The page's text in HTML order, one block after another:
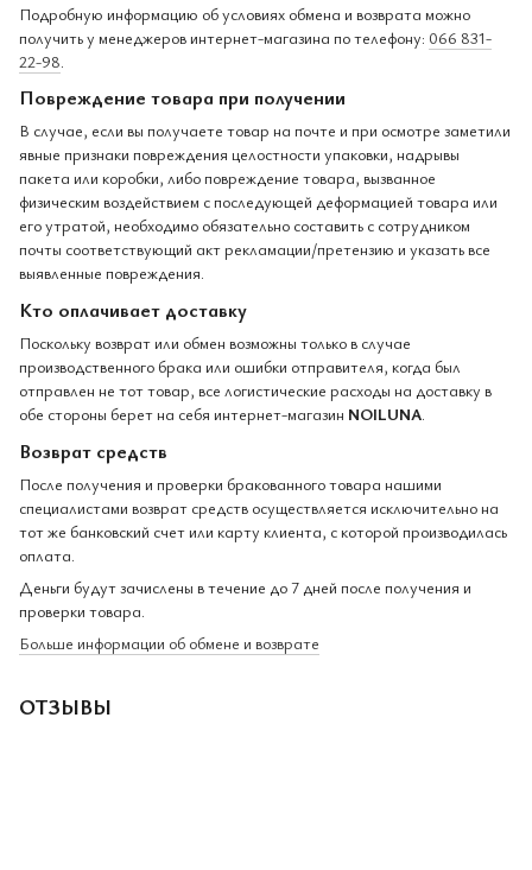
Подробную информацию об условиях обмена и возврата можно
получить у менеджеров интернет-магазина по телефону: 066 831-
22-98
Повреждение товара при получении
В случае, если вы получаете товар на почте и при осмотре заметили
явные признаки повреждения целостности упаковки, надрывы
пакета или коробки, либо повреждение товара, вызванное
физическим воздействием с последующей деформацией товара или
его утратой, необходимо обязательно составить с сотрудником
почты соответствующий акт рекламации/претензию и указать все
выявленные повреждения.
Кто оплачивает доставку
Поскольку возврат или обмен возможны только в случае
производственного брака или ошибки отправителя, когда был
отправлен не тот товар, все логистические расходы на доставку в
обе стороны берет на себя интернет-магазин NOILUNA.
Возврат средств
После получения и проверки бракованного товара нашими
специалистами возврат средств осуществляется исключительно на
тот же банковский счет или карту клиента, с которой производилась
оплата.
Деньги будут зачислены в течение до 7 дней после получения и
проверки товара.
Больше информации об обмене и возврате
ОТЗЫВЫ